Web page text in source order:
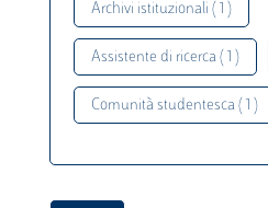
Archivi istituzionali ( 1 )
Assistente di ricerca ( 1 )
Comunità studentesca ( 1 )